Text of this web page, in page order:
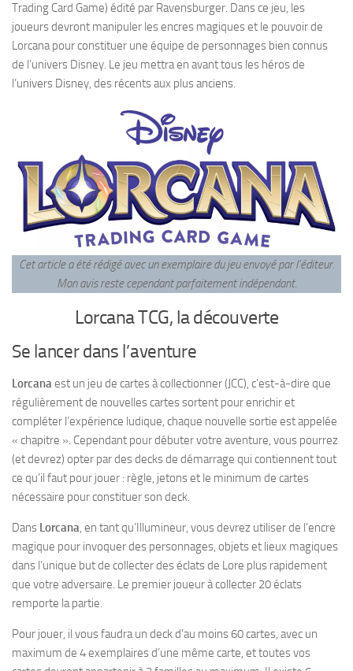
Trading Card Game) édité par Ravensburger. Dans ce jeu, les
joueurs devront manipuler les encres magiques et le pouvoir de
Lorcana pour constituer une équipe de personnages bien connus
de l’univers Disney. Le jeu mettra en avant tous les héros de
l’univers Disney, des récents aux plus anciens.
Cet article a été rédigé avec un exemplaire du jeu envoyé par l’éditeur.
Mon avis reste cependant parfaitement indépendant.
Lorcana TCG, la découverte
Se lancer dans l’aventure
Lorcanaest un jeu de cartes à collectionner (JCC), c’est-à-dire que
régulièrement de nouvelles cartes sortent pour enrichir et
compléter l’expérience ludique, chaque nouvelle sortie est appelée
« chapitre ». Cependant pour débuter votre aventure, vous pourrez
(et devrez) opter par des decks de démarrage qui contiennent tout
ce qu’il faut pour jouer : règle, jetons et le minimum de cartes
nécessaire pour constituer son deck.
Dans Lorcana, en tant qu’Illumineur, vous devrez utiliser de l’encre
magique pour invoquer des personnages, objets et lieux magiques
dans l’unique but de collecter des éclats de Lore plus rapidement
que votre adversaire. Le premier joueur à collecter 20 éclats
remporte la partie.
Pour jouer, il vous faudra un deck d’au moins 60 cartes, avec un
maximum de 4 exemplaires d’une même carte, et toutes vos